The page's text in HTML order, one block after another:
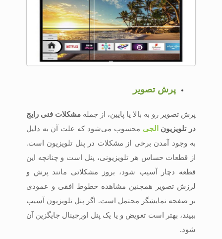
پرش تصویر
پرش تصویر رو به بالا یا پایین، از جملهمشکلات فنی رایج
در تلویزیون
الجی محسوب می‌شود که علت آن به دلیل
به‌ وجود آمدن برخی از مشکلات در پنل تلویزیون است.
از قطعات حساس هر تلویزیونی، پنل است و چنانچه این
قطعه دچار آسیب شود، بروز مشکلاتی مانند پرش و
لرزش تصویر همچنین مشاهده خطوط افقی و عمودی
بر صفحه نمایشگر محتمل است. اگر پنل تلویزیون آسیب
ببیند، بهتر است تعویض و یا یک پنل اورجینال جایگزین آن
شود.